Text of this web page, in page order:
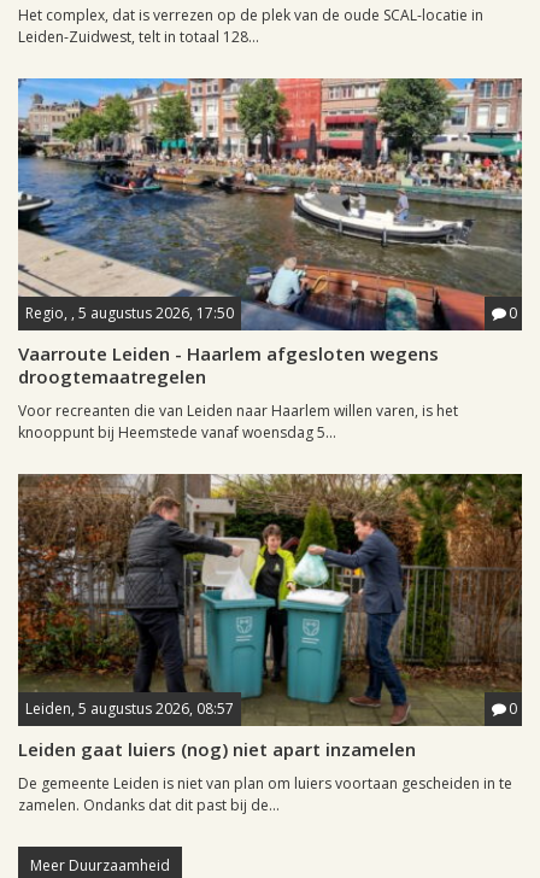
Het complex, dat is verrezen op de plek van de oude SCAL-locatie in
Leiden-Zuidwest, telt in totaal 128...
Regio, , 5 augustus 2026, 17:50 0
Vaarroute Leiden - Haarlem afgesloten wegens
droogtemaatregelen
Voor recreanten die van Leiden naar Haarlem willen varen, is het
knooppunt bij Heemstede vanaf woensdag 5...
Leiden, 5 augustus 2026, 08:57 0
Leiden gaat luiers (nog) niet apart inzamelen
De gemeente Leiden is niet van plan om luiers voortaan gescheiden in te
zamelen. Ondanks dat dit past bij de...
Meer Duurzaamheid